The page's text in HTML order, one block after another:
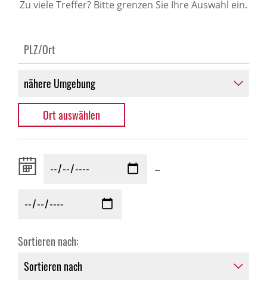
Zu viele Treffer? Bitte grenzen Sie Ihre Auswahl ein.
Zeitraum
von:
–
Sortieren nach: